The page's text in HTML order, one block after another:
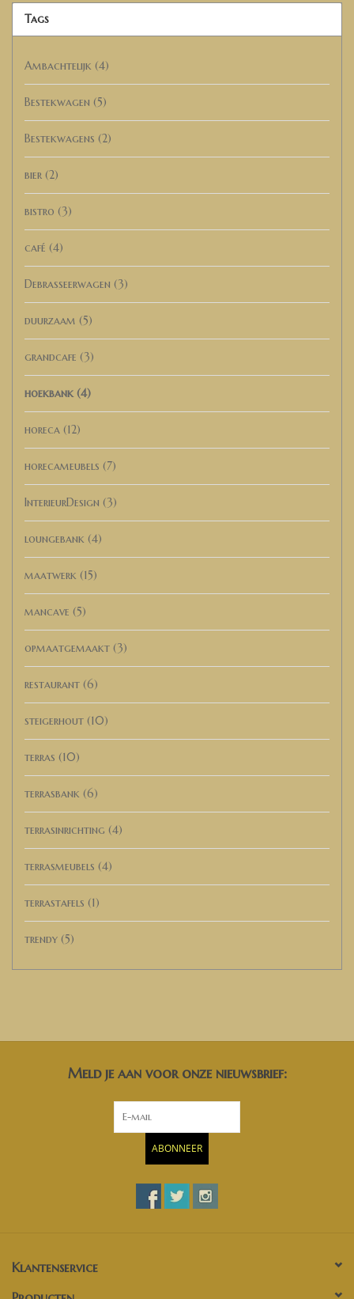
Tags
Ambachtelijk (4)
Bestekwagen (5)
Bestekwagens (2)
bier (2)
bistro (3)
café (4)
Debrasseerwagen (3)
duurzaam (5)
grandcafe (3)
hoekbank(4)
horeca (12)
horecameubels (7)
InterieurDesign (3)
loungebank (4)
maatwerk (15)
mancave (5)
opmaatgemaakt (3)
restaurant (6)
steigerhout (10)
terras (10)
terrasbank (6)
terrasinrichting (4)
terrasmeubels (4)
terrastafels (1)
trendy (5)
Meld je aan voor onze nieuwsbrief:
ABONNEER
Klantenservice